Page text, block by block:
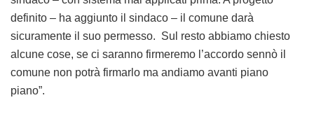
definito – ha aggiunto il sindaco – il comune darà
sicuramente il suo permesso. Sul resto abbiamo chiesto
alcune cose, se ci saranno firmeremo l’accordo sennò il
comune non potrà firmarlo ma andiamo avanti piano
piano”.